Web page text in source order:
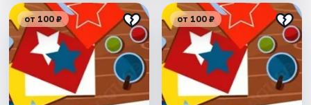
от 100 ₽ от 100 ₽